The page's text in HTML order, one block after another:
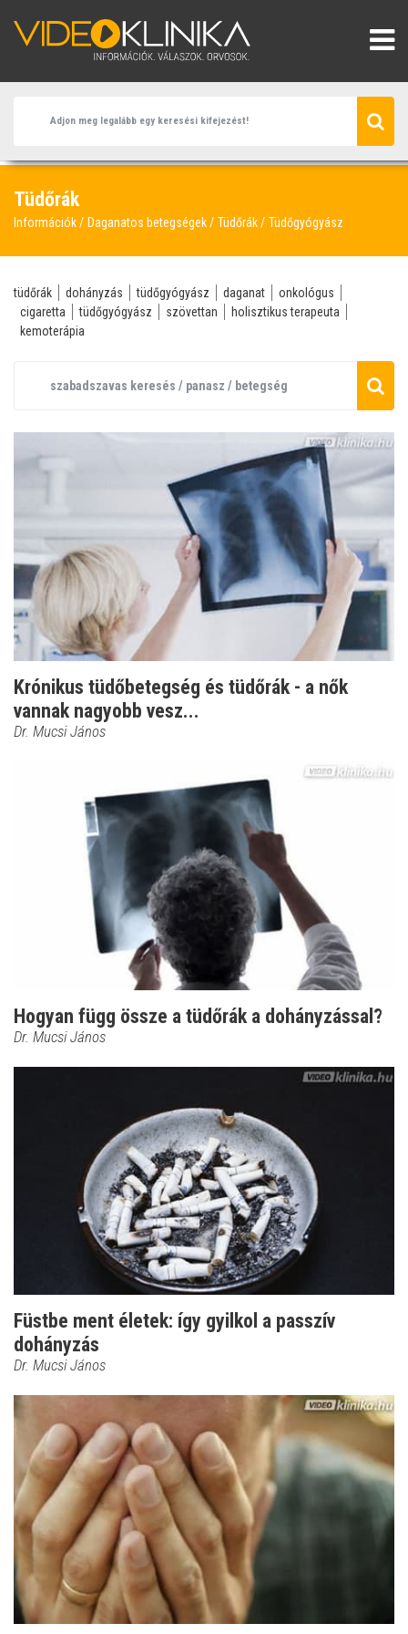
Tüdőrák
Információk Daganatos betegségek Tüdőrák Tüdőgyógyász
tüdőrák dohányzás tüdőgyógyász daganat
onkológus
cigaretta
tüdőgyógyász szövettan
holisztikus terapeuta
kemoterápia
Krónikus tüdőbetegség és tüdőrák - a nők
vannak nagyobb vesz...
Dr. Mucsi János
Hogyan függ össze a tüdőrák a dohányzással?
Dr. Mucsi János
Füstbe ment életek: így gyilkol a passzív
dohányzás
Dr. Mucsi János